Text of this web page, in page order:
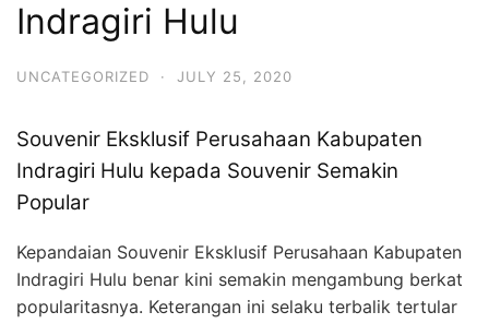
Indragiri Hulu
UNCATEGORIZED · JULY 25, 2020
Souvenir Eksklusif Perusahaan Kabupaten
Indragiri Hulu kepada Souvenir Semakin
Popular
Kepandaian Souvenir Eksklusif Perusahaan Kabupaten
Indragiri Hulu benar kini semakin mengambung berkat
popularitasnya. Keterangan ini selaku terbalik tertular